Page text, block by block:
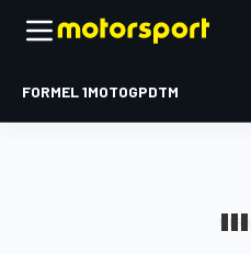
FORMEL 1MOTOGPDTM